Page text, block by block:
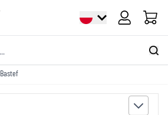
Cart
Bastef